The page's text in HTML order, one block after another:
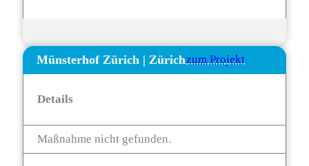
Münsterhof Zürich | Zürichzum Projekt
Details
Maßnahme nicht gefunden.